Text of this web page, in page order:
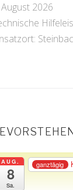
2026
AUG.
8
Sa.
ganztägig